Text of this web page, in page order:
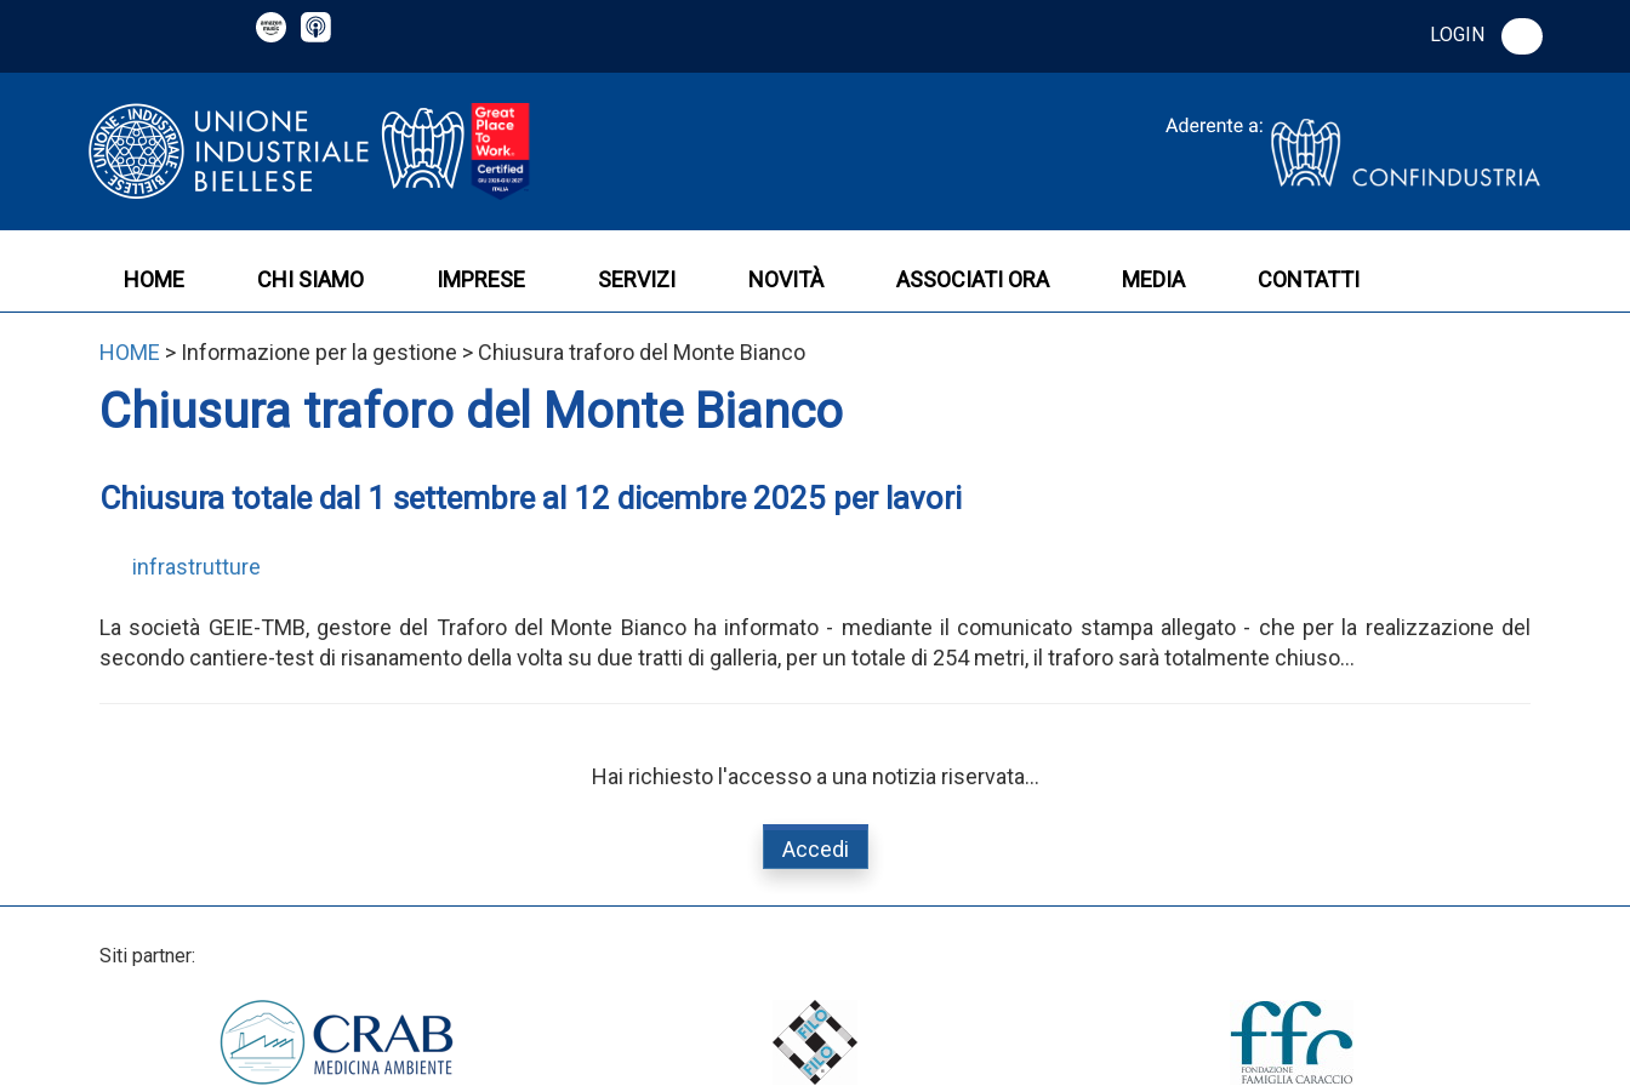
LOGIN
HOME CHI SIAMO IMPRESE SERVIZI NOVITÀ ASSOCIATI ORA MEDIA CONTATTI
HOME > Informazione per la gestione > Chiusura traforo del Monte Bianco
Chiusura traforo del Monte Bianco
Chiusura totale dal 1 settembre al 12 dicembre 2025 per lavori
infrastrutture
La società GEIE-TMB, gestore del Traforo del Monte Bianco ha informato - mediante il comunicato stampa allegato - che per la realizzazione del
secondo cantiere-test di risanamento della volta su due tratti di galleria, per un totale di 254 metri, il traforo sarà totalmente chiuso...
Hai richiesto l'accesso a una notizia riservata...
Accedi
Siti partner: